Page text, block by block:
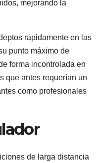
mejorando la
rápidamente en las
punto máximo de
forma incontrolada en
que antes requerían un
como profesionales
de larga distancia